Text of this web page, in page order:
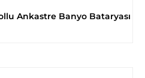
Ankastre Banyo Bataryası